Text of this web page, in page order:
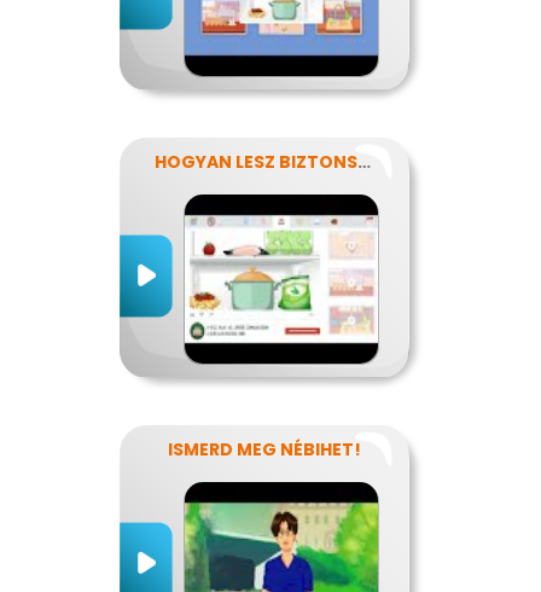
HOGYAN LESZ BIZTONSÁGOS, AMIT MEGESZEL?
ISMERD MEG NÉBIHET!